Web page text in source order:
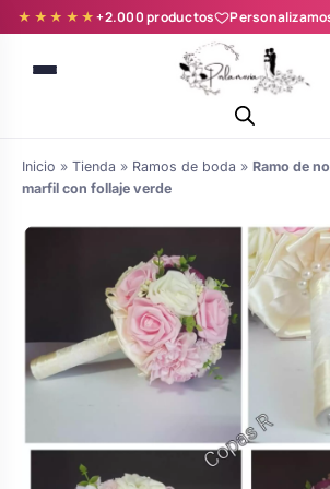
★★★★★+2.000 productos
novia y zapatillas
personalizadas
de boda
Árboles de Huellas para
Comunión
Batas de comunión
para niña
Inicio » Tienda » Ramos de boda » Ramo de
marfil con follaje verde